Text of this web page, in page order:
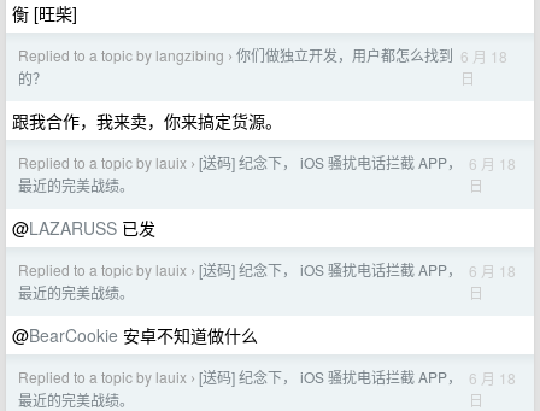
衡 [旺柴]
Replied to a topic by langzibing › 你们做独立开发，用户都怎么找到
的？
6 月 18
日
跟我合作，我来卖，你来搞定货源。
Replied to a topic by lauix › [送码] 纪念下， iOS 骚扰电话拦截 APP，
最近的完美战绩。
6 月 18
日
@LAZARUSS 已发
Replied to a topic by lauix › [送码] 纪念下， iOS 骚扰电话拦截 APP，
最近的完美战绩。
6 月 18
日
@BearCookie 安卓不知道做什么
Replied to a topic by lauix › [送码] 纪念下， iOS 骚扰电话拦截 APP，
最近的完美战绩。
6 月 18
日